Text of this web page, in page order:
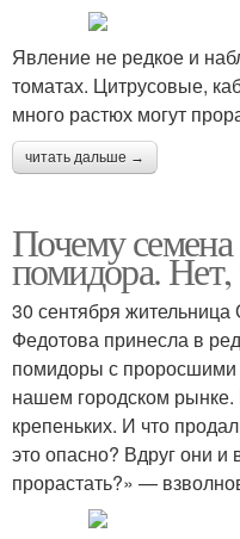
Явление не редкое и
томатах. Цитрусовые,
много растюх могут
читать дальше →
Почему
помидора.
30 сентября
Федотова принесла в
помидоры с проросшими
нашем городском рынке.
крепеньких. И что
это опасно? Вдруг они и
прорастать?» —